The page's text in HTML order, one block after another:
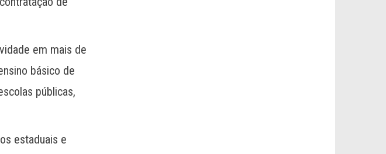
em mais de
básico de
públicas,
estaduais e